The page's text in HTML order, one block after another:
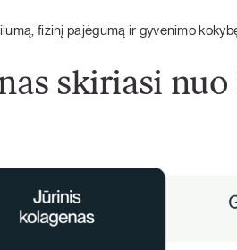
fizinį pajėgumą ir gyvenimo
skiriasi